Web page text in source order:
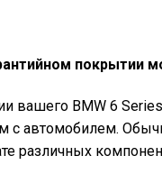
покрытии
вашего BMW 6
с автомобилем.
различных